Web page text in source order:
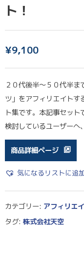
ト！
¥9,100
２０代後半〜５０代半
ツ」をアフィリエイトす
ト集です。本記事セッ
検討しているユーザー
商品詳細ページ
気になるリストに追
カテゴリー: アフィリエ
タグ: 株式会社天空